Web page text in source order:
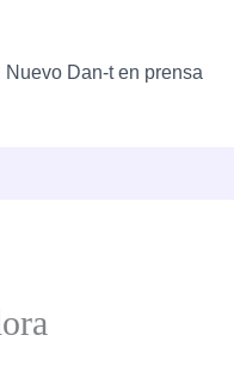
Nuevo Dan-t en prensa